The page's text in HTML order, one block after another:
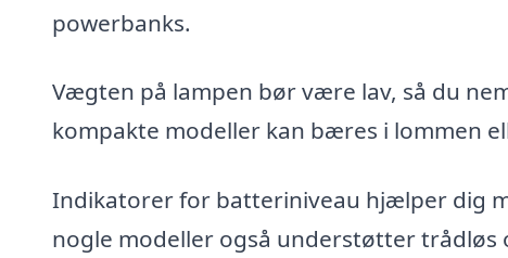
powerbanks.
Vægten på lampen bør være lav, så du
kompakte modeller kan bæres i lommen
Indikatorer for batteriniveau hjælper dig
nogle modeller også understøtter